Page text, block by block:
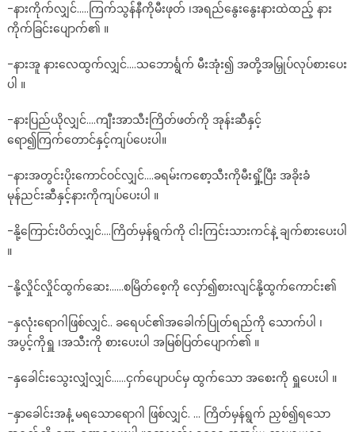
-နားကိုက်လျှင်…..ကြက်သွန်နီကိုမီးဖုတ် ၊အရည်နွေးနွေးနားထဲထည့် နား
ကိုက်ခြင်းပျောက်၏ ။
-နားအူ နားလေထွက်လျှင်….သဘောင်္ရွက် မီးအုံး၍ အတို့အမြှုပ်လုပ်စားပေး
ပါ ။
-နားပြည်ယိုလျှင်….ကျီးအာသီးကြိတ်ဖတ်ကို အုန်းဆီနှင့်
ရော၍ကြက်တောင်နှင့်ကျပ်ပေးပါ။
-နားအတွင်းပိုးကောင်ဝင်လျှင်….ခရမ်းကစော့သီးကိုမီးရှို့ပြီး အခိုးခံ
မုန်ညင်းဆီနှင့်နားကိုကျပ်ပေးပါ ။
-နို့ကြောင်းပိတ်လျှင်….ကြိတ်မှန်ရွက်ကို ငါးကြင်းသားကင်နဲ့ ချက်စားပေးပါ
။
-နို့လှိုင်လှိုင်ထွက်ဆေး……စမြိတ်စေ့ကို လှော်၍စားလျင်နို့ထွက်ကောင်း၏
-နှလုံးရောဂါဖြစ်လျှင်.. ခရေပင်၏အခေါက်ပြုတ်ရည်ကို သောက်ပါ ၊
အပွင့်ကိုရှူ ၊အသီးကို စားပေးပါ အမြစ်ပြတ်ပျောက်၏ ။
-နှခေါင်းသွေးလျှံလျှင်……ငှက်ပျောပင်မှ ထွက်သော အစေးကို ရှူပေးပါ ။
-နှာခေါင်းအနံ့ မရသောရောဂါ ဖြစ်လျှင်. … ကြိတ်မှန်ရွက် ညှစ်၍ရသော